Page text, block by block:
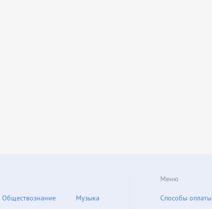
Обществознание
Музыка
Меню
Способы оплаты